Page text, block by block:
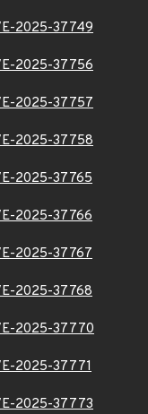
2025-37749
2025-37756
2025-37757
2025-37758
2025-37765
2025-37766
2025-37767
2025-37768
2025-37770
2025-37771
2025-37773